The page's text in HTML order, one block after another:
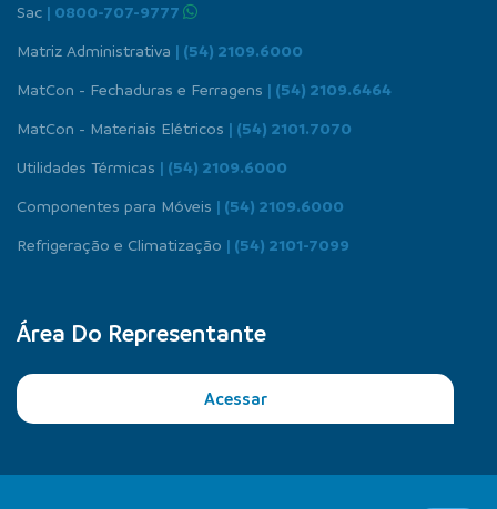
Sac | 0800-707-9777
Matriz Administrativa | (54) 2109.6000
MatCon - Fechaduras e Ferragens | (54) 2109.6464
MatCon - Materiais Elétricos | (54) 2101.7070
Utilidades Térmicas | (54) 2109.6000
Componentes para Móveis | (54) 2109.6000
Refrigeração e Climatização | (54) 2101-7099
Área Do Representante
Acessar